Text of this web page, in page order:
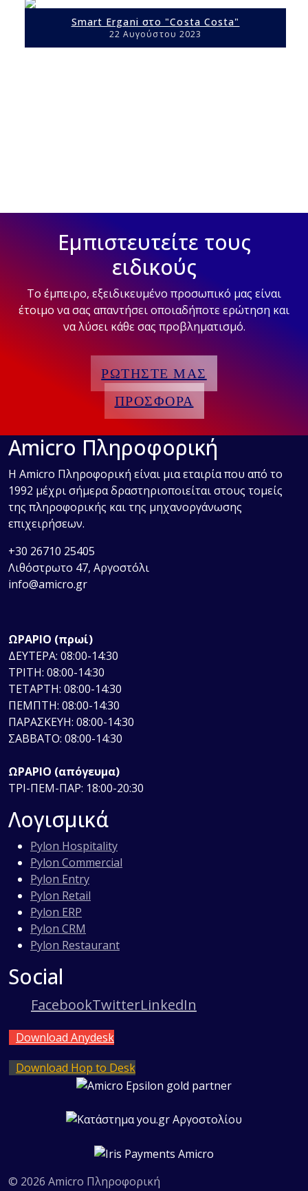
Smart Ergani στο "Costa Costa"
22 Αυγούστου 2023
Εμπιστευτείτε τους
ειδικούς
Το έμπειρο, εξειδικευμένο προσωπικό μας είναι
έτοιμο να σας απαντήσει οποιαδήποτε ερώτηση και
να λύσει κάθε σας προβληματισμό.
ΡΩΤΗΣΤΕ ΜΑΣ
ΠΡΟΣΦΟΡΑ
Amicro Πληροφορική
Η Amicro Πληροφορική είναι μια εταιρία που από το
1992 μέχρι σήμερα δραστηριοποιείται στους τομείς
της πληροφορικής και της μηχανοργάνωσης
επιχειρήσεων.
+30 26710 25405
Λιθόστρωτο 47, Αργοστόλι
info@amicro.gr
ΩΡΑΡΙΟ (πρωί)
ΔΕΥΤΕΡΑ: 08:00-14:30
ΤΡΙΤΗ: 08:00-14:30
ΤΕΤΑΡΤΗ: 08:00-14:30
ΠΕΜΠΤΗ: 08:00-14:30
ΠΑΡΑΣΚΕΥΗ: 08:00-14:30
ΣΑΒΒΑΤΟ: 08:00-14:30
ΩΡΑΡΙΟ (απόγευμα)
ΤΡΙ-ΠΕΜ-ΠΑΡ: 18:00-20:30
Λογισμικά
Pylon Hospitality
Pylon Commercial
Pylon Entry
Pylon Retail
Pylon ERP
Pylon CRM
Pylon Restaurant
Social
FacebookTwitterLinkedIn
Download Anydesk
Download Hop to Desk
© 2026 Amicro Πληροφορική